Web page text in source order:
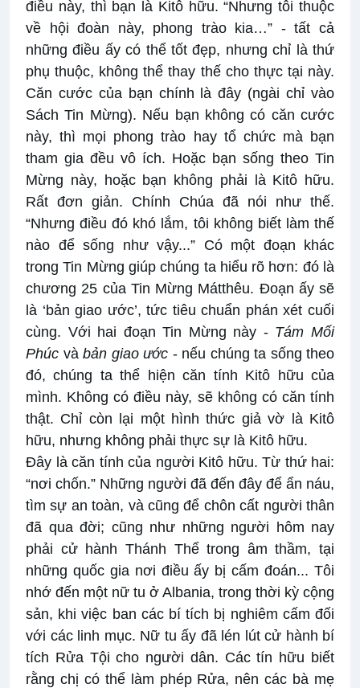
điều này, thì bạn là Kitô hữu. “Nhưng tôi thuộc
về hội đoàn này, phong trào kia…” - tất cả
những điều ấy có thể tốt đẹp, nhưng chỉ là thứ
phụ thuộc, không thể thay thế cho thực tại này.
Căn cước của bạn chính là đây (ngài chỉ vào
Sách Tin Mừng). Nếu bạn không có căn cước
này, thì mọi phong trào hay tổ chức mà bạn
tham gia đều vô ích. Hoặc bạn sống theo Tin
Mừng này, hoặc bạn không phải là Kitô hữu.
Rất đơn giản. Chính Chúa đã nói như thế.
“Nhưng điều đó khó lắm, tôi không biết làm thế
nào để sống như vậy...” Có một đoạn khác
trong Tin Mừng giúp chúng ta hiểu rõ hơn: đó là
chương 25 của Tin Mừng Mátthêu. Đoạn ấy sẽ
là ‘bản giao ước’, tức tiêu chuẩn phán xét cuối
cùng. Với hai đoạn Tin Mừng này - Tám Mối
Phúc và bản giao ước - nếu chúng ta sống theo
đó, chúng ta thể hiện căn tính Kitô hữu của
mình. Không có điều này, sẽ không có căn tính
thật. Chỉ còn lại một hình thức giả vờ là Kitô
hữu, nhưng không phải thực sự là Kitô hữu.
Đây là căn tính của người Kitô hữu. Từ thứ hai:
“nơi chốn.” Những người đã đến đây để ẩn náu,
tìm sự an toàn, và cũng để chôn cất người thân
đã qua đời; cũng như những người hôm nay
phải cử hành Thánh Thể trong âm thầm, tại
những quốc gia nơi điều ấy bị cấm đoán... Tôi
nhớ đến một nữ tu ở Albania, trong thời kỳ cộng
sản, khi việc ban các bí tích bị nghiêm cấm đối
với các linh mục. Nữ tu ấy đã lén lút cử hành bí
tích Rửa Tội cho người dân. Các tín hữu biết
rằng chị có thể làm phép Rửa, nên các bà mẹ